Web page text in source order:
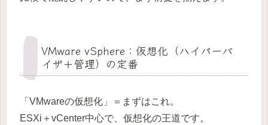
VMware vSphere：仮想化（ハイパーバ
イザ＋管理）の定番
「VMwareの仮想化」＝まずはこれ。
ESXi＋vCenter中心で、仮想化の王道です。